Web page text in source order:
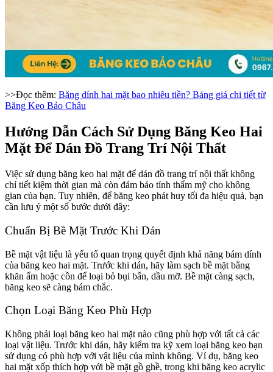
>>Đọc thêm: Băng dính hai mặt bao nhiêu tiền? Bảng giá chi tiết từ
Băng Keo Bảo Châu
Hướng Dẫn Cách Sử Dụng Băng Keo Hai
Mặt Để Dán Đồ Trang Trí Nội Thất
Việc sử dụng băng keo hai mặt để dán đồ trang trí nội thất không
chỉ tiết kiệm thời gian mà còn đảm bảo tính thẩm mỹ cho không
gian của bạn. Tuy nhiên, để băng keo phát huy tối đa hiệu quả, bạn
cần lưu ý một số bước dưới đây:
Chuẩn Bị Bề Mặt Trước Khi Dán
Bề mặt vật liệu là yếu tố quan trọng quyết định khả năng bám dính
của băng keo hai mặt. Trước khi dán, hãy làm sạch bề mặt bằng
khăn ẩm hoặc cồn để loại bỏ bụi bẩn, dầu mỡ. Bề mặt càng sạch,
băng keo sẽ càng bám chắc.
Chọn Loại Băng Keo Phù Hợp
Không phải loại băng keo hai mặt nào cũng phù hợp với tất cả các
loại vật liệu. Trước khi dán, hãy kiểm tra kỹ xem loại băng keo bạn
sử dụng có phù hợp với vật liệu của mình không. Ví dụ, băng keo
hai mặt xốp thích hợp với bề mặt gồ ghề, trong khi băng keo acrylic